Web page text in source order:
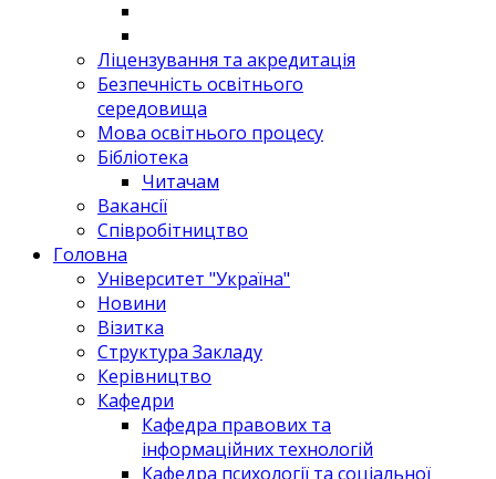
Ліцензування та акредитація
Безпечність освітнього
середовища
Мова освітнього процесу
Бібліотека
Читачам
Вакансії
Співробітництво
Головна
Університет "Україна"
Новини
Візитка
Структура Закладу
Керівництво
Кафедри
Кафедра правових та
інформаційних технологій
Кафедра психології та соціальної